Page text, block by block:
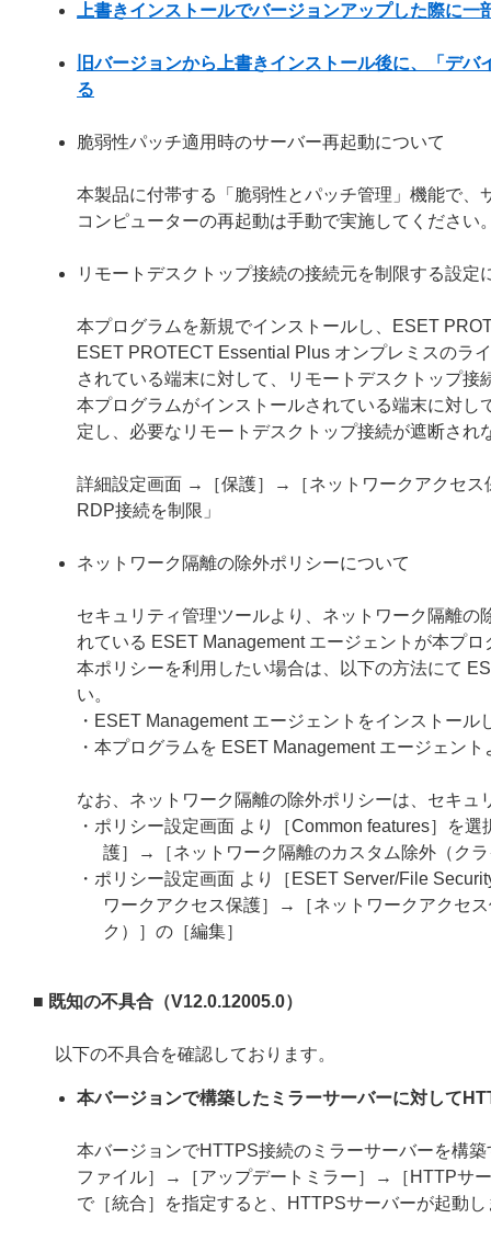
上書きインストールでバージョンアップした際に一
旧バージョンから上書きインストール後に、「デ
る
脆弱性パッチ適用時のサーバー再起動について
本製品に付帯する「脆弱性とパッチ管理」機能で、
コンピューターの再起動は手動で実施してください
リモートデスクトップ接続の接続元を制限する設定
本プログラムを新規でインストールし、ESET
ESET PROTECT Essential Plus オンプレミスのラ
されている端末に対して、リモートデスクトップ
本プログラムがインストールされている端末に対
定し、必要なリモートデスクトップ接続が遮断され
詳細設定画面 →［保護］→［ネットワークアクセ
RDP接続を制限」
ネットワーク隔離の除外ポリシーについて
セキュリティ管理ツールより、ネットワーク隔離
れている ESET Management エージェントが本プ
本ポリシーを利用したい場合は、以下の方法にて
い。
・ESET Management エージェントをインストー
・本プログラムを ESET Management エージェン
なお、ネットワーク隔離の除外ポリシーは、セキ
・ポリシー設定画面 より［Common features］を
護］→［ネットワーク隔離のカスタム除外（ク
・ポリシー設定画面 より［ESET Server/File
ワークアクセス保護］→［ネットワークアクセ
ク）］の［編集］
■ 既知の不具合（V12.0.12005.0）
以下の不具合を確認しております。
本バージョンで構築したミラーサーバーに対して
本バージョンでHTTPS接続のミラーサーバーを構
ファイル］→［アップデートミラー］→［HTTPサ
で［統合］を指定すると、HTTPSサーバーが起動し